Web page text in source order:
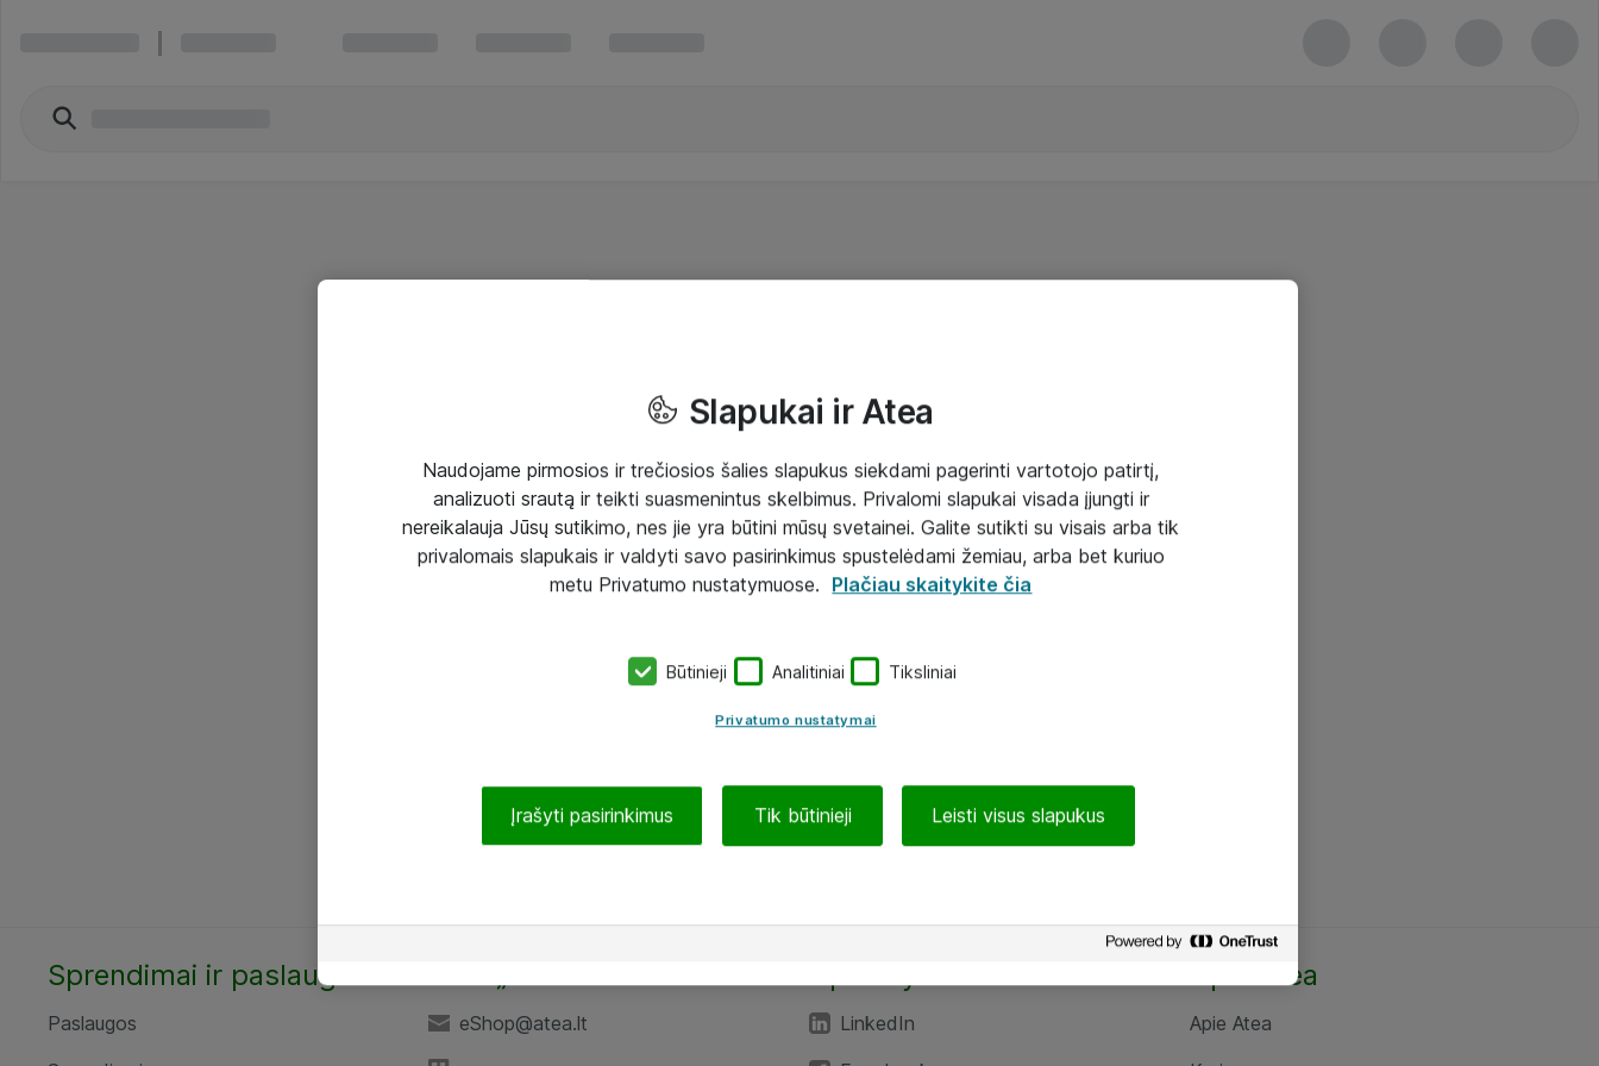
Sprendimai ir paslaugos
Paslaugos
eShop@atea.lt
LinkedIn
Apie Atea
Apie Atea
Slapukai ir Atea
Naudojame pirmosios ir trečiosios šalies slapukus siekdami pagerinti vartotojo patirtį,
analizuoti srautą ir teikti suasmenintus skelbimus. Privalomi slapukai visada įjungti ir
nereikalauja Jūsų sutikimo, nes jie yra būtini mūsų svetainei. Galite sutikti su visais arba tik
privalomais slapukais ir valdyti savo pasirinkimus spustelėdami žemiau, arba bet kuriuo
metu Privatumo nustatymuose. Plačiau skaitykite čia
Būtinieji Analitiniai Tiksliniai
Privatumo nustatymai
Įrašyti pasirinkimus Tik būtinieji Leisti visus slapukus